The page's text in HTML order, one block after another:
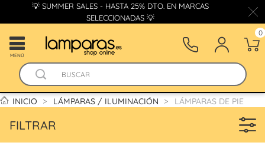
💡 SUMMER SALES - HASTA 25% DTO. EN MARCAS
SELECCIONADAS 💡
MENÚ
0
INICIO LÁMPARAS / ILUMINACIÓN LÁMPARAS DE PIE
FILTRAR